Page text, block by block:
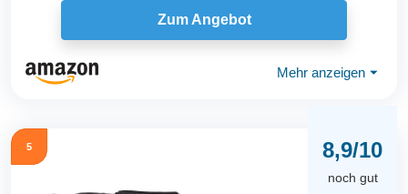
Zum Angebot
Mehr anzeigen ⏷
5 8,9/10
noch gut